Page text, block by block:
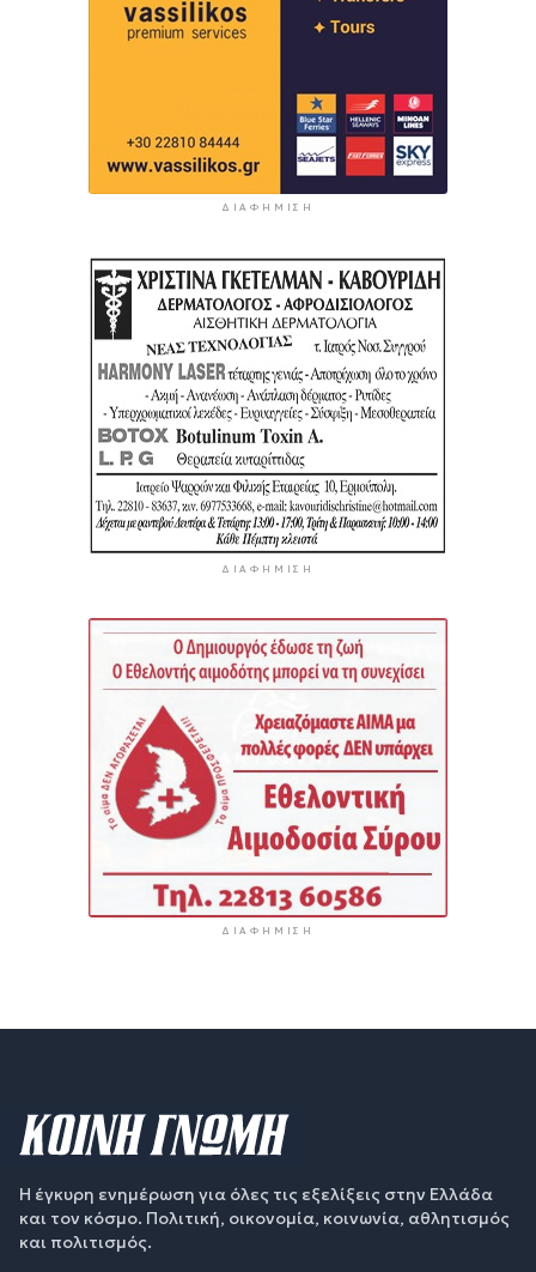
ΔΙΑΦΉΜΙΣΗ
ΔΙΑΦΉΜΙΣΗ
ΔΙΑΦΉΜΙΣΗ
Η έγκυρη ενημέρωση για όλες τις εξελίξεις στην Ελλάδα
και τον κόσμο. Πολιτική, οικονομία, κοινωνία, αθλητισμός
και πολιτισμός.